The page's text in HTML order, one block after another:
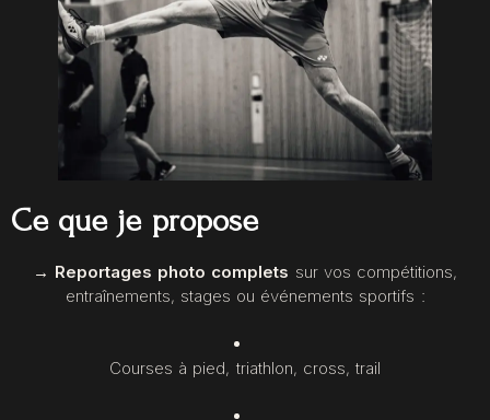
Ce que je propose
→ Reportages photo complets sur vos compétitions,
entraînements, stages ou événements sportifs :
Courses à pied, triathlon, cross, trail